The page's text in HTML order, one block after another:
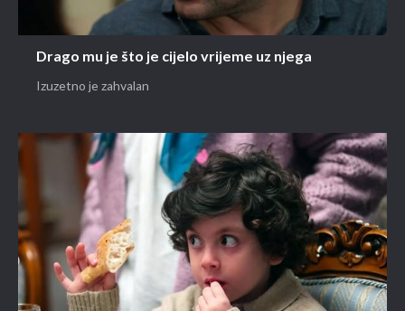
Drago mu je što je cijelo vrijeme uz njega
Izuzetno je zahvalan